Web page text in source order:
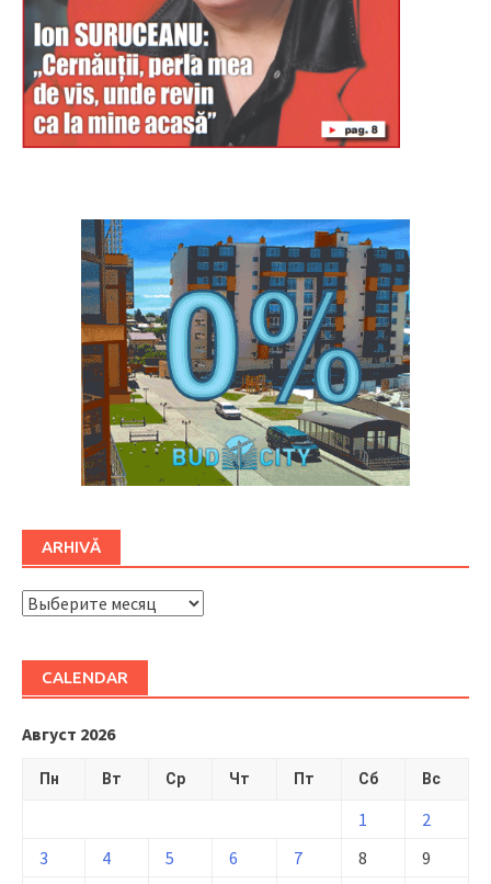
ARHIVĂ
ARHIVĂ
CALENDAR
Август 2026
Пн Вт Ср Чт Пт Сб Вс
1
2
3
4 5 6 7 8
9